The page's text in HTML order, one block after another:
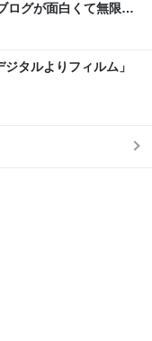
ログが面白くて無限に
タルよりフィルム」